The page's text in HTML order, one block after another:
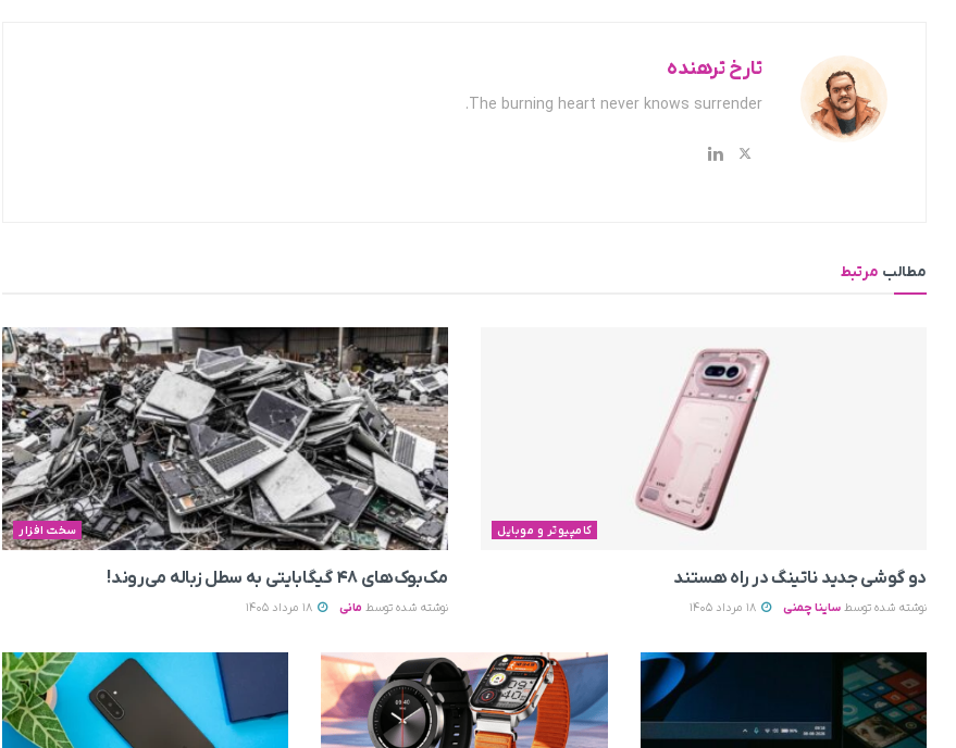
تارخ ترهنده
The burning heart never knows surrender.
مطالب مرتبط
کامپیوتر و موبایل
دو گوشی جدید ناتینگ در راه هستند
نوشته شده توسط ساینا چمنی
سخت افزار
مک‌بوک‌های ۴۸ گیگابایتی به سطل زباله می‌روند!
نوشته شده توسط مانی